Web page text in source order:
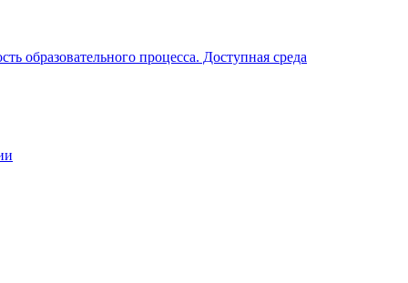
образовательного процесса. Доступная среда